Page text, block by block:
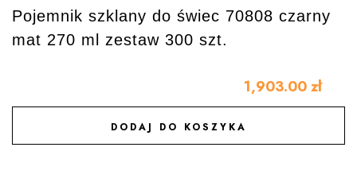
Pojemnik szklany do świec 70808 czarny
mat 270 ml zestaw 300 szt.
1,903.00 zł
DODAJ DO KOSZYKA
DODAJ DO ULUBIONYCH